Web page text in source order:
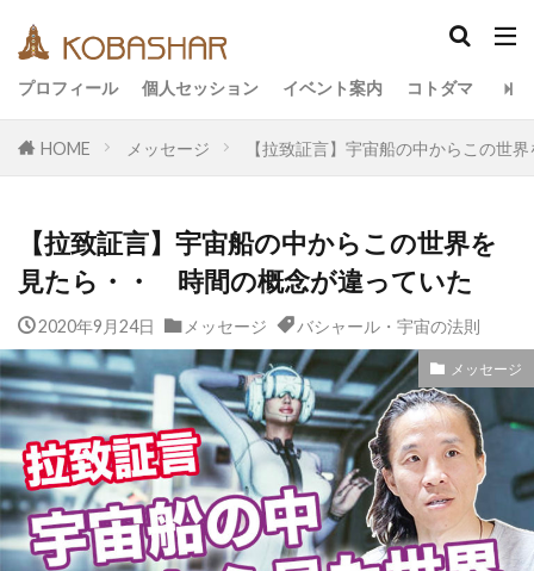
プロフィール 個人セッション イベント案内 コトダマ
HOME メッセージ 【拉致証言】宇宙船の中からこの世
【拉致証言】宇宙船の中からこの世界を
見たら・・ 時間の概念が違っていた
2020年9月24日 メッセージ バシャール・宇宙の法則
メッセージ
カテゴリー
アーティスト
イベント
イヤシロチ
エコ
オフグリッド
キールタン
デトックス
バシャール・宇宙の法則
ヘナ
メッセージ
ヨガ
リトリート
ワンネス
ヴィーガン 健康
動画
友人
合宿 名古屋 地底人
子供
宇宙人
岐阜 引き寄せの法則
愛
断食
旅 沖縄 満月
石川県